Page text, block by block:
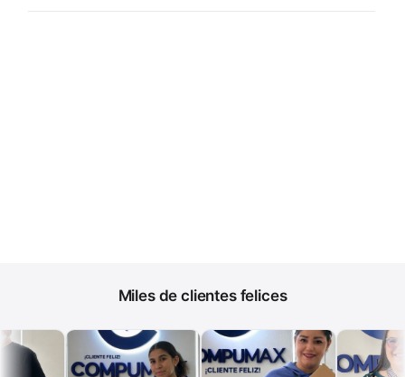
Miles de clientes felices